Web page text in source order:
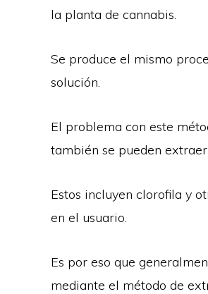
la planta de cannabis.
Se produce el mismo
solución.
El problema con este
también se pueden
Estos incluyen clorofila y
en el usuario.
Es por eso que
mediante el método de